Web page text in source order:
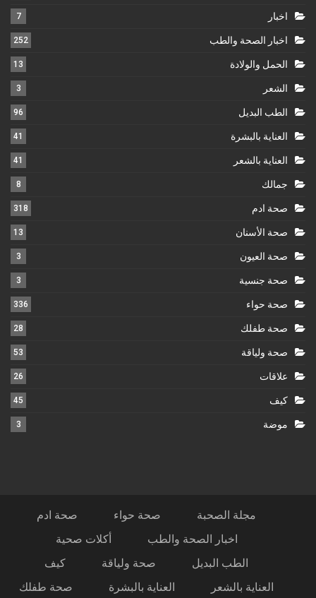
اخبار 7
اخبار الصحة والطب 252
الحمل والولادة 13
الشعر 3
الطب البديل 96
العناية بالبشرة 41
العناية بالشعر 41
جمالك 8
صحة ادم 318
صحة الأسنان 13
صحة العيون 3
صحة جنسية 3
صحة حواء 336
صحة طفلك 28
صحة ولياقة 53
علاقات 26
كيف 45
موضة 3
مجلة الصحبة صحة حواء
صحة ادم
اخبار الصحة والطب
أكلات صحية
الطب البديل
صحة ولياقة
كيف
العناية بالشعر
العناية بالبشرة صحة طفلك